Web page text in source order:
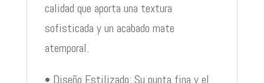
calidad que aporta una textura
sofisticada y un acabado mate
atemporal.
• Diseño Estilizado: Su punta fina y el